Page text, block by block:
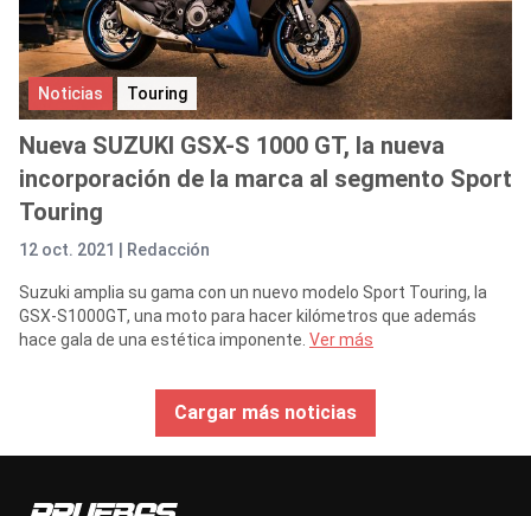
Noticias Touring
Nueva SUZUKI GSX-S 1000 GT, la nueva
incorporación de la marca al segmento Sport
Touring
12 oct. 2021 | Redacción
Suzuki amplia su gama con un nuevo modelo Sport Touring, la
GSX-S1000GT, una moto para hacer kilómetros que además
hace gala de una estética imponente. Ver más
Cargar más noticias